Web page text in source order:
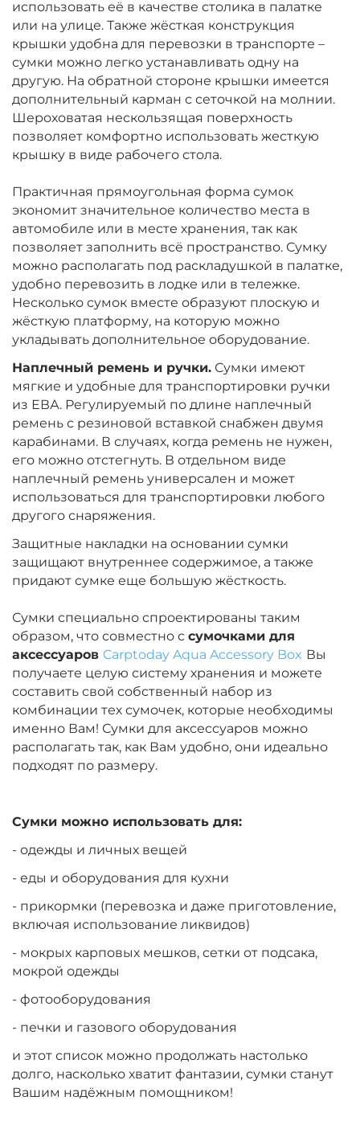
использовать её в качестве столика в палатке
или на улице. Также жёсткая конструкция
крышки удобна для перевозки в транспорте –
сумки можно легко устанавливать одну на
другую. На обратной стороне крышки имеется
дополнительный карман с сеточкой на молнии.
Шероховатая нескользящая поверхность
позволяет комфортно использовать жесткую
крышку в виде рабочего стола.
Практичная прямоугольная форма сумок
экономит значительное количество места в
автомобиле или в месте хранения, так как
позволяет заполнить всё пространство. Сумку
можно располагать под раскладушкой в палатке,
удобно перевозить в лодке или в тележке.
Несколько сумок вместе образуют плоскую и
жёсткую платформу, на которую можно
укладывать дополнительное оборудование.
Наплечный ремень и ручки. Сумки имеют
мягкие и удобные для транспортировки ручки
из ЕВА. Регулируемый по длине наплечный
ремень с резиновой вставкой снабжен двумя
карабинами. В случаях, когда ремень не нужен,
его можно отстегнуть. В отдельном виде
наплечный ремень универсален и может
использоваться для транспортировки любого
другого снаряжения.
Защитные накладки на основании сумки
защищают внутреннее содержимое, а также
придают сумке еще большую жёсткость.
Сумки специально спроектированы таким
образом, что совместно с сумочками для
аксессуаров Carptoday Aqua Accessory Box Вы
получаете целую систему хранения и можете
составить свой собственный набор из
комбинации тех сумочек, которые необходимы
именно Вам! Сумки для аксессуаров можно
располагать так, как Вам удобно, они идеально
подходят по размеру.
Сумки можно использовать для:
- одежды и личных вещей
- еды и оборудования для кухни
- прикормки (перевозка и даже приготовление,
включая использование ликвидов)
- мокрых карповых мешков, сетки от подсака,
мокрой одежды
- фотооборудования
- печки и газового оборудования
и этот список можно продолжать настолько
долго, насколько хватит фантазии, сумки станут
Вашим надёжным помощником!